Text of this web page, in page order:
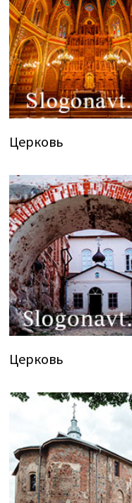
Церковь
Церковь